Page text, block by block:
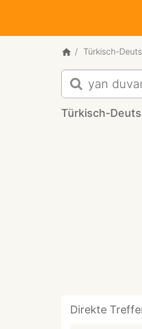
Türkisch-
Türkisch-
Deutsch
für
Türkisch-
Direkte